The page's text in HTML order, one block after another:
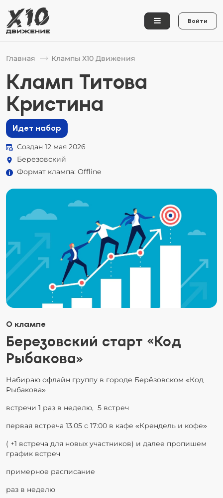
Войти
Главная Клампы Х10 Движения
Кламп Титова
Кристина
Идет набор
Создан 12 мая 2026
Березовский
Формат клампа: Offline
О клампе
Березовский старт «Код
Рыбакова»
Набираю офлайн группу в городе Берёзовском «Код
Рыбакова»
встречи 1 раз в неделю, 5 встреч
первая встреча 13.05 с 17:00 в кафе «Крендель и кофе»
( +1 встреча для новых участников) и далее пропишем
график встреч
примерное расписание
раз в неделю